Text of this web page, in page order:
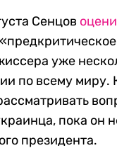
Сенцов
уже
по всему миру.
пока он
президента.